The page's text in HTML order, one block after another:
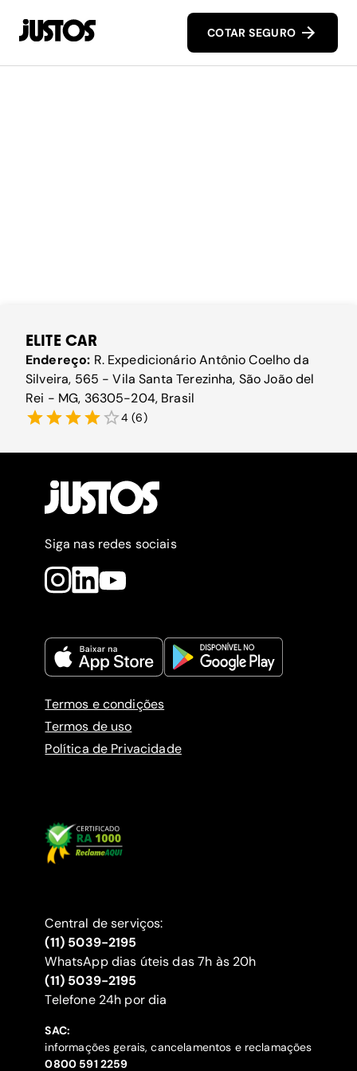
COTAR SEGURO
ELITE CAR
Endereço: R. Expedicionário Antônio Coelho da
Silveira, 565 - Vila Santa Terezinha, São João del
Rei - MG, 36305-204, Brasil
4 (6)
Siga nas redes sociais
Termos e condições
Termos de uso
Política de Privacidade
Central de serviços:
(11) 5039-2195
WhatsApp dias úteis das 7h às 20h
(11) 5039-2195
‍Telefone 24h por dia
SAC:
informações gerais, cancelamentos e reclamações
‍0800 591 2259